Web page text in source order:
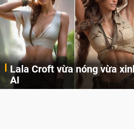
Lala Croft vừa nóng vừa
AI